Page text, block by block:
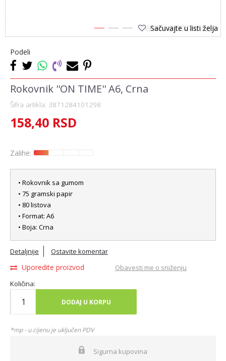
1 2 3 Sačuvajte u listi želja
Podeli
Rokovnik ''ON TIME'' A6, Crna
Šifra artikla: 3871284101298
158,40 RSD
Zalihe:
• Rokovnik sa gumom
• 75 gramski papir
• 80 listova
• Format: A6
• Boja: Crna
Detaljnije Ostavite komentar
Uporedite proizvod
Obavesti me o sniženju
Količina:
DODAJ U KORPU
*mp - u cijenu je uključen PDV
Sigurna kupovina